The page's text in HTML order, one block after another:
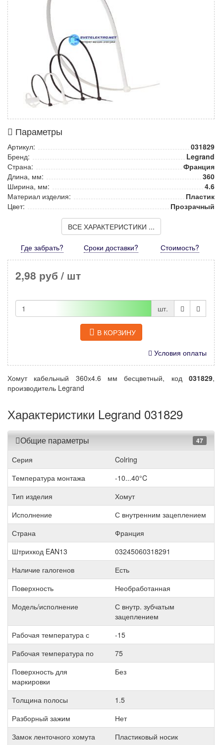
Параметры
Артикул:
031829
Бренд:
Legrand
Страна:
Франция
Длина, мм:
360
Ширина, мм:
4.6
Материал изделия:
Пластик
Цвет:
Прозрачный
ВСЕ ХАРАКТЕРИСТИКИ ...
Где забрать? Сроки доставки? Стоимость?
2,98 руб / шт
шт.
В КОРЗИНУ
Условия оплаты
Хомут кабельный 360х4.6 мм бесцветный, код 031829,
производитель Legrand
Характеристики Legrand 031829
Общие параметры 47
Серия
Colring
Температура монтажа
-10...40°C
Тип изделия
Хомут
Исполнение
С внутренним зацеплением
Страна
Франция
Штрихкод EAN13
03245060318291
Наличие галогенов
Есть
Поверхность
Необработанная
Модель/исполнение
С внутр. зубчатым
зацеплением
Рабочая температура с
-15
Рабочая температура по
75
Поверхность для
маркировки
Без
Толщина полосы
1.5
Разборный зажим
Нет
Замок ленточного хомута
Пластиковый носик